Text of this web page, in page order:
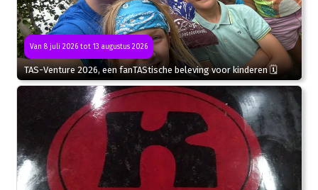
Van 8 juli 2026 tot 13 augustus 2026
TAS-Venture 2026, een fanTAStische beleving voor kinderen 🗓